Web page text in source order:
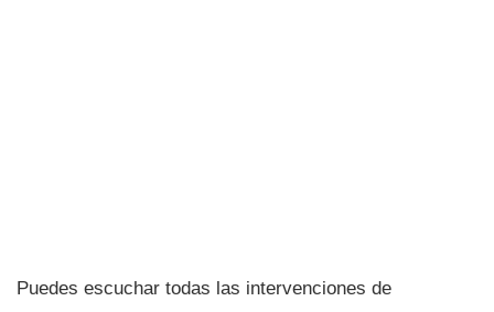
Puedes escuchar todas las intervenciones de